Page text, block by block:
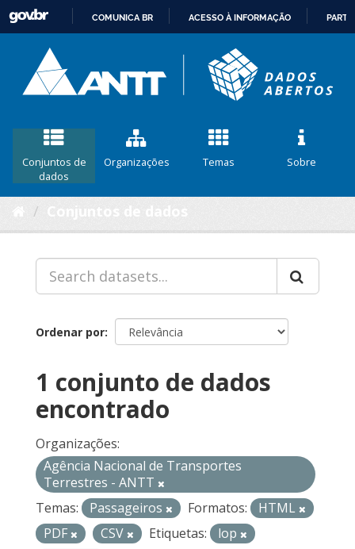
CONTEÚDO
COMUNICA BR ACESSO À INFORMAÇÃO
Conjuntos de
dados
Organizações Temas Sobre
Ordenar por
1 conjunto de dados
encontrado
Organizações:
Agência Nacional de Transportes
Terrestres - ANTT
Temas:
Passageiros Formatos:
HTML
PDF
CSV Etiquetas:
lop